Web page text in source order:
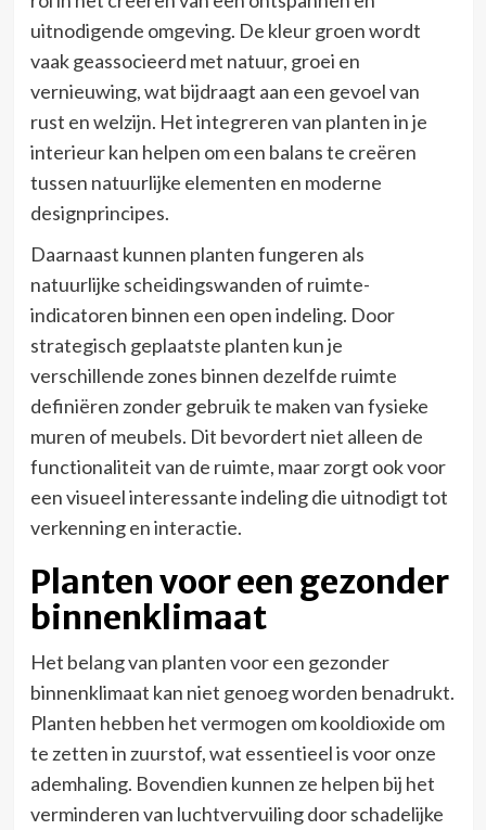
uitnodigende omgeving. De kleur groen wordt
vaak geassocieerd met natuur, groei en
vernieuwing, wat bijdraagt aan een gevoel van
rust en welzijn. Het integreren van planten in je
interieur kan helpen om een balans te creëren
tussen natuurlijke elementen en moderne
designprincipes.
Daarnaast kunnen planten fungeren als
natuurlijke scheidingswanden of ruimte-
indicatoren binnen een open indeling. Door
strategisch geplaatste planten kun je
verschillende zones binnen dezelfde ruimte
definiëren zonder gebruik te maken van fysieke
muren of meubels. Dit bevordert niet alleen de
functionaliteit van de ruimte, maar zorgt ook voor
een visueel interessante indeling die uitnodigt tot
verkenning en interactie.
Planten voor een gezonder
binnenklimaat
Het belang van planten voor een gezonder
binnenklimaat kan niet genoeg worden benadrukt.
Planten hebben het vermogen om kooldioxide om
te zetten in zuurstof, wat essentieel is voor onze
ademhaling. Bovendien kunnen ze helpen bij het
verminderen van luchtvervuiling door schadelijke